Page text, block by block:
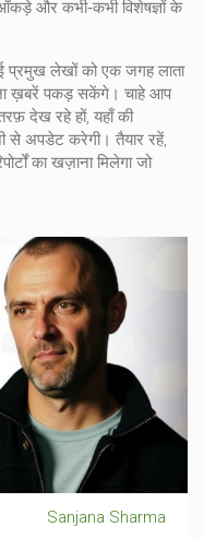
और कभी‑कभी विशेषज्ञों के
प्रमुख लेखों को एक जगह लाता
ख़बरें पकड़ सकेंगे। चाहे आप
देख रहे हों, यहाँ की
से अपडेट करेगी। तैयार रहें,
का खज़ाना मिलेगा जो
Sanjana Sharma